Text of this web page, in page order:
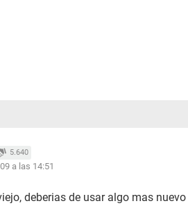
5.640
a las 14:51
deberias de usar algo mas